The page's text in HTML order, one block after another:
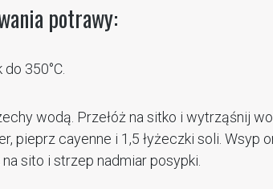
potrawy:
350°C.
wodą. Przełóż na sitko i wytrząśnij
pieprz cayenne i 1,5 łyżeczki soli. Wsyp
sito i strzep nadmiar posypki.